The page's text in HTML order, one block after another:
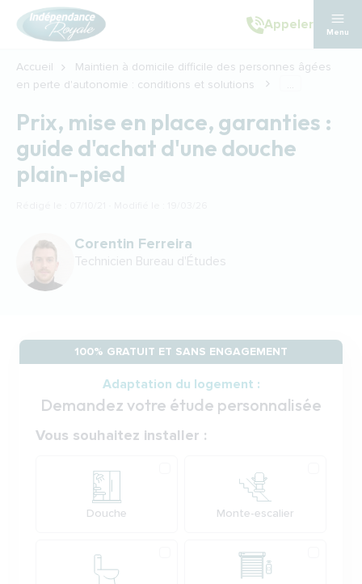
Aller au contenu principal
Appeler
Menu
Accueil
Maintien à domicile difficile des personnes âgées
en perte d'autonomie : conditions et solutions
...
Prix, mise en place, garanties :
guide d'achat d'une douche
plain-pied
Corentin Ferreira
Technicien Bureau d'Études
100% GRATUIT ET SANS ENGAGEMENT
Adaptation du logement :
Demandez votre étude personnalisée
Votre demande
Vous souhaitez installer :
Douche Monte-escalier